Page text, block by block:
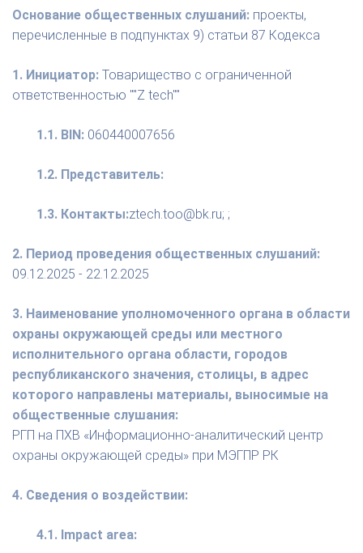
Основание общественных слушаний: проекты,
перечисленные в подпунктах 9) статьи 87 Кодекса
1. Инициатор: Товарищество с ограниченной
ответственностью ""Z tech""
1.1. BIN: 060440007656
1.2. Представитель:
1.3. Контакты:ztech.too@bk.ru; ;
2. Период проведения общественных слушаний:
09.12.2025 - 22.12.2025
3. Наименование уполномоченного органа в области
охраны окружающей среды или местного
исполнительного органа области, городов
республиканского значения, столицы, в адрес
которого направлены материалы, выносимые на
общественные слушания:
РГП на ПХВ «Информационно-аналитический центр
охраны окружающей среды» при МЭГПР РК
4. Сведения о воздействии:
4.1. Impact area: